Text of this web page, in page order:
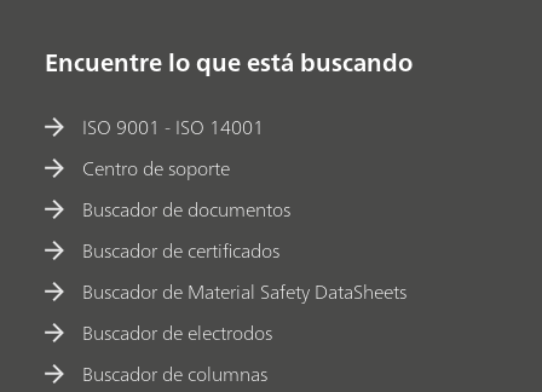
Encuentre lo que está buscando
ISO 9001 - ISO 14001
Centro de soporte
Buscador de documentos
Buscador de certificados
Buscador de Material Safety DataSheets
Buscador de electrodos
Buscador de columnas